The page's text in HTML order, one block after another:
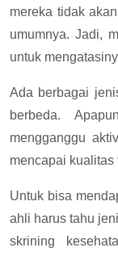
mereka tidak
umumnya. Jadi,
untuk
Ada berbagai
berbeda.
mengganggu
mencapai kualitas
Untuk bisa
ahli harus tahu
skrining